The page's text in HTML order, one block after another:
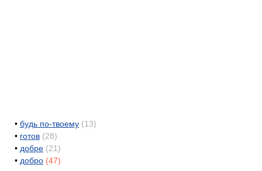
• будь по-твоему (13)
• готов (28)
• добре (21)
• добро (47)